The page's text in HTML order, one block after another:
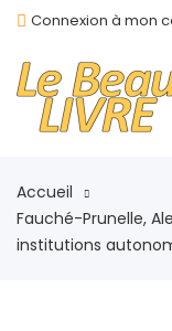
Connexion à mon
Accueil
Fauché-Prunelle,
institutions